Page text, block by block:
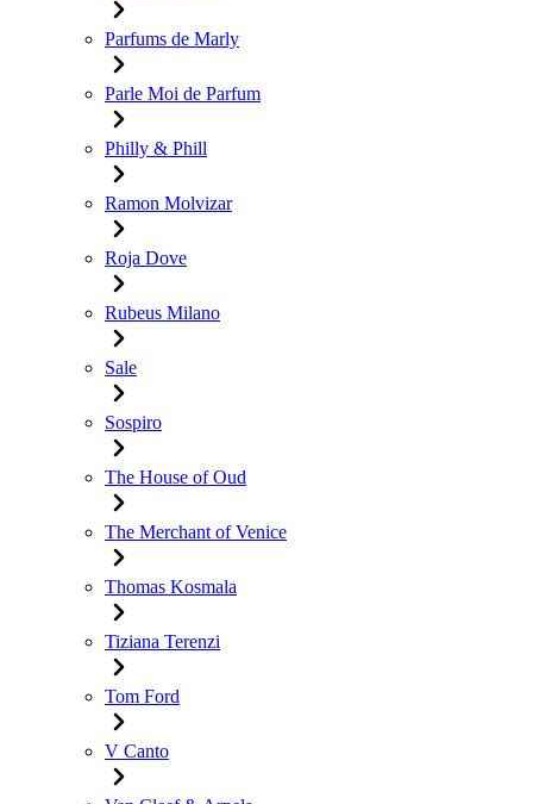
Parfums de Marly
Parle Moi de Parfum
Philly & Phill
Ramon Molvizar
Roja Dove
Rubeus Milano
Sale
Sospiro
The House of Oud
The Merchant of Venice
Thomas Kosmala
Tiziana Terenzi
Tom Ford
V Canto